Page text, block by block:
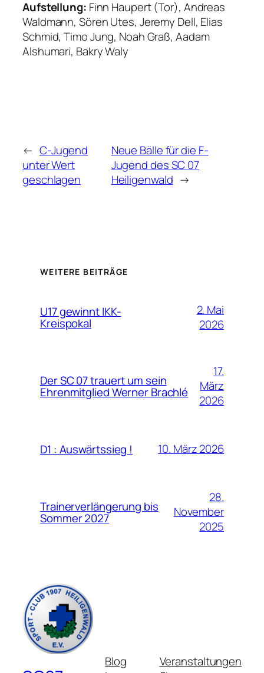
Aufstellung: Finn Haupert (Tor), Andreas
Waldmann, Sören Utes, Jeremy Dell, Elias
Schmid, Timo Jung, Noah Graß, Aadam
Alshumari, Bakry Waly
← C-Jugend
unter Wert
geschlagen
Neue Bälle für die F-
Jugend des SC 07
Heiligenwald →
WEITERE BEITRÄGE
U17 gewinnt IKK-
Kreispokal
2. Mai
2026
Der SC 07 trauert um sein
Ehrenmitglied Werner Brachlé
17.
März
2026
D1 : Auswärtssieg ! 10. März 2026
Trainerverlängerung bis
Sommer 2027
28.
November
2025
Blog
Veranstaltungen